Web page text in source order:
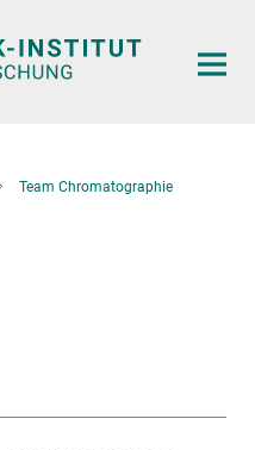
Team Chromatographie